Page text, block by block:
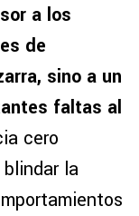
a los
de
sino a un
faltas al
cero
la